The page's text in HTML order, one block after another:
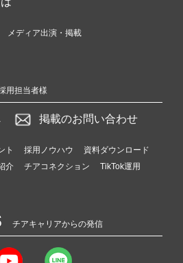
メディア出演・掲載
用担当者様
掲載のお問い合わせ
ト 採用ノウハウ
資料ダウンロード
介 チアコネクション
TikTok運用
チアキャリアからの発信